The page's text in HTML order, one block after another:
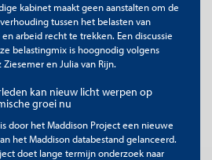
het verleidelijk om de
complexiteit voor
te leggen, omdat daar
(politieke)
als een
voor de belastingbetaler
voor de
belastingbetaler hier niet
kabinet maakt geen aanstalten om de
tussen het belasten van
en arbeid recht te trekken. Een discussie
belastingmix is hoognodig volgens
Ziesemer en Julia van Rijn.
kan nieuw licht werpen op
groei nu
door het Maddison Project een nieuwe
het Maddison databestand gelanceerd.
doet lange termijn onderzoek naar